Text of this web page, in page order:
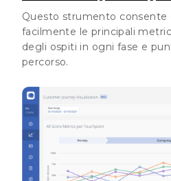
Questo strumento consente
facilmente le principali
degli ospiti in ogni fase e
percorso.